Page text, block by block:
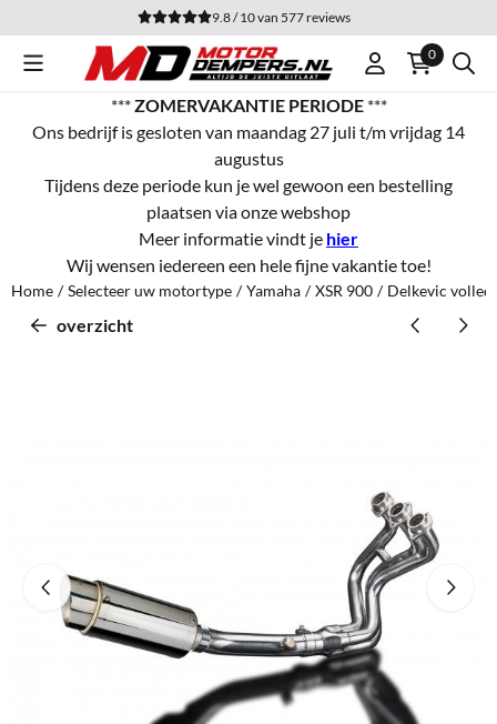
Cookievoorkeuren zijn momenteel gesloten.
9.8 / 10van 577reviews
0
***ZOMERVAKANTIE PERIODE***
Ons bedrijf is gesloten van maandag 27 juli t/m vrijdag 14
augustus
Tijdens deze periode kun je wel gewoon een bestelling
plaatsen via onze webshop
Meer informatie vindt je hier
Wij wensen iedereen een hele fijne vakantie toe!
Home / Selecteer uw motortype / Yamaha / XSR 900 / Delkevic
overzicht